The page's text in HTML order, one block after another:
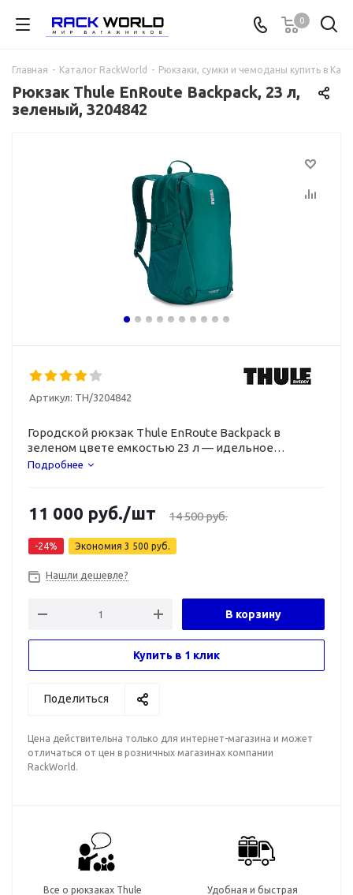
0
Главная - Каталог RackWorld - Рюкзаки, сумки и чемоданы купить в
Рюкзак Thule EnRoute Backpack, 23 л,
зеленый, 3204842
Артикул: TH/3204842
Городской рюкзак Thule EnRoute Backpack в
зеленом цвете емкостью 23 л — идельное
решение для современных молодых людей.
Подробнее
11 000 руб./шт 14 500руб.
-24% Экономия 3 500 руб.
Нашли дешевле?
В корзину
Купить в 1 клик
Поделиться
Цена действительна только для интернет-магазина и может
отличаться от цен в розничных магазинах компании
RackWorld.
Все о рюкзаках Thule
Удобная и быстрая